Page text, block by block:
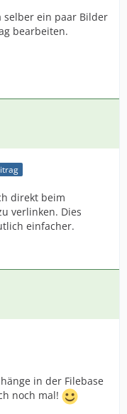
selber ein paar Bilder
bearbeiten.
direkt beim
verlinken. Dies
einfacher.
in der Filebase
noch mal!